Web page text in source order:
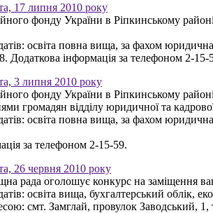
17 липня 2010 року
фонду України в Ріпкинському
освіта повна вища, за фахом
Додаткова інформація за телефоном 2-15-
3 липня 2010 року
фонду України в Ріпкинському
громадян відділу юридичної та
освіта повна вища, за фахом
за телефоном 2-15-59.
26 червня 2010 року
рада оголошує конкурс на заміщення
освіта вища, бухгалтерський облік,
смт. Замглай, провулок Заводський, 1,